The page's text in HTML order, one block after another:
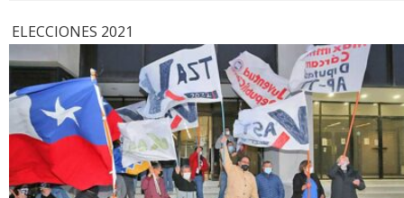
ELECCIONES 2021